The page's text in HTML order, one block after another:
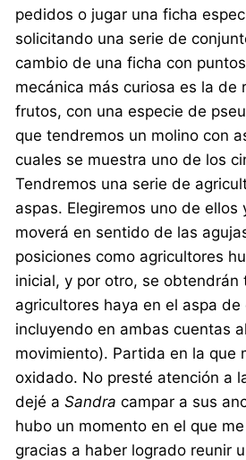
pedidos o jugar una ficha
solicitando una serie de
cambio de una ficha con
mecánica más curiosa es la de
frutos, con una especie de
que tendremos un molino con
cuales se muestra uno de los
Tendremos una serie de
aspas. Elegiremos uno de ellos
moverá en sentido de las
posiciones como agricultores
inicial, y por otro, se
agricultores haya en el aspa
incluyendo en ambas cuentas
movimiento). Partida en la que
oxidado. No presté atención a
dejé aSandra campar a sus
hubo un momento en el que
gracias a haber logrado reunir